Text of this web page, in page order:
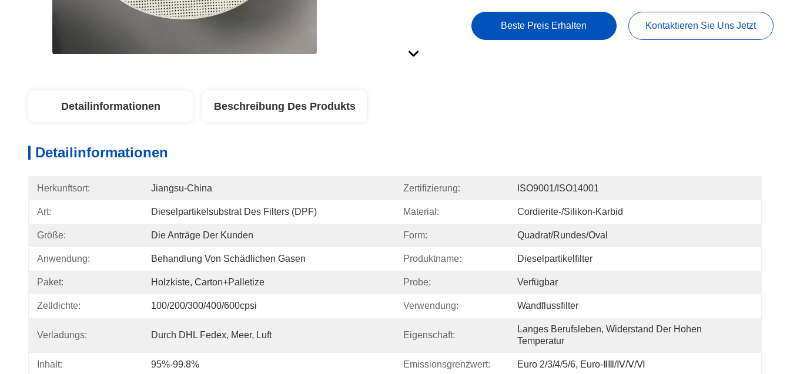
Beste Preis Erhalten Kontaktieren Sie Uns Jetzt
Detailinformationen Beschreibung Des Produkts
Detailinformationen
Herkunftsort: Jiangsu-China Zertifizierung: ISO9001/ISO14001
Art: Dieselpartikelsubstrat Des Filters (DPF) Material: Cordierite-/Silikon-Karbid
Größe: Die Anträge Der Kunden Form: Quadrat/rundes/Oval
Anwendung: Behandlung Von Schädlichen Gasen Produktname: Dieselpartikelfilter
Paket: Holzkiste, Carton+Palletize Probe: Verfügbar
Zelldichte: 100/200/300/400/600cpsi Verwendung: Wandflussfilter
Verladungs: Durch DHL Fedex, Meer, Luft Eigenschaft:
Langes Berufsleben, Widerstand Der Hohen
Temperatur
Inhalt: 95%-99.8% Emissionsgrenzwert: Euro 2/3/4/5/6, Euro-ⅡⅢ/Ⅳ/Ⅴ/Ⅵ